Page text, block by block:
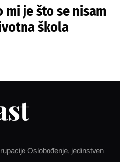
mi je što se nisam
škola
Oslobođenje, jedinstven